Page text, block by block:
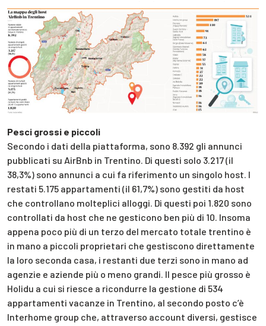
Pesci grossi e piccoli
Secondo i dati della piattaforma, sono 8.392 gli annunci
pubblicati su AirBnb in Trentino. Di questi solo 3.217 (il
38,3%) sono annunci a cui fa riferimento un singolo host. I
restati 5.175 appartamenti (il 61,7%) sono gestiti da host
che controllano molteplici alloggi. Di questi poi 1.820 sono
controllati da host che ne gesticono ben più di 10. Insoma
appena poco più di un terzo del mercato totale trentino è
in mano a piccoli proprietari che gestiscono direttamente
la loro seconda casa, i restanti due terzi sono in mano ad
agenzie e aziende più o meno grandi. Il pesce più grosso è
Holidu a cui si riesce a ricondurre la gestione di 534
appartamenti vacanze in Trentino, al secondo posto c’è
Interhome group che, attraverso account diversi, gestisce